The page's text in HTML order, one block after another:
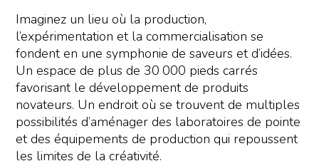
Imaginez un lieu où la production,
l’expérimentation et la commercialisation se
fondent en une symphonie de saveurs et d’idées.
Un espace de plus de 30 000 pieds carrés
favorisant le développement de produits
novateurs. Un endroit où se trouvent de multiples
possibilités d’aménager des laboratoires de pointe
et des équipements de production qui repoussent
les limites de la créativité.